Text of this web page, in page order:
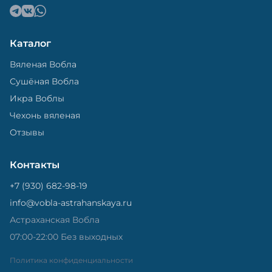
Каталог
Вяленая Вобла
Сушёная Вобла
Икра Воблы
Чехонь вяленая
Отзывы
Контакты
+7 (930) 682-98-19
info@vobla-astrahanskaya.ru
Астраханская Вобла
07:00-22:00 Без выходных
Политика конфиденциальности